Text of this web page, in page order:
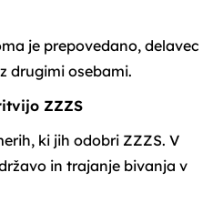
je prepovedano, delavec
drugimi osebami.
ZZZS
ki jih odobri ZZZS. V
in trajanje bivanja v